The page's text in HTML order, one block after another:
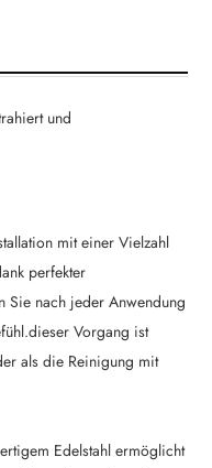
und
mit einer Vielzahl
perfekter
Sie nach jeder Anwendung
Vorgang ist
als die Reinigung mit
Edelstahl ermöglicht